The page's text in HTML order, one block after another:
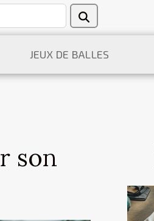
JEUX DE BALLES
son